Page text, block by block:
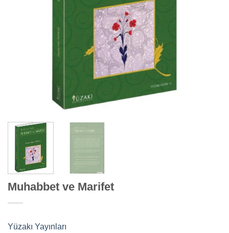
Muhabbet ve Marifet
Yüzakı Yayınları